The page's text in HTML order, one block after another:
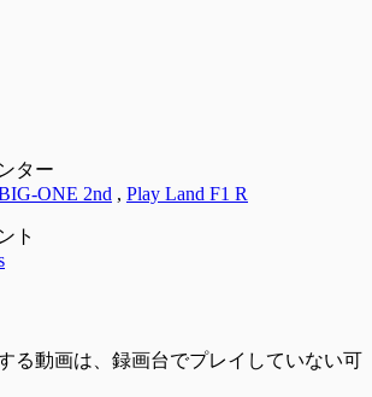
ター
ONE 2nd , Play Land F1 R
ト
る動画は、録画台でプレイしていない可